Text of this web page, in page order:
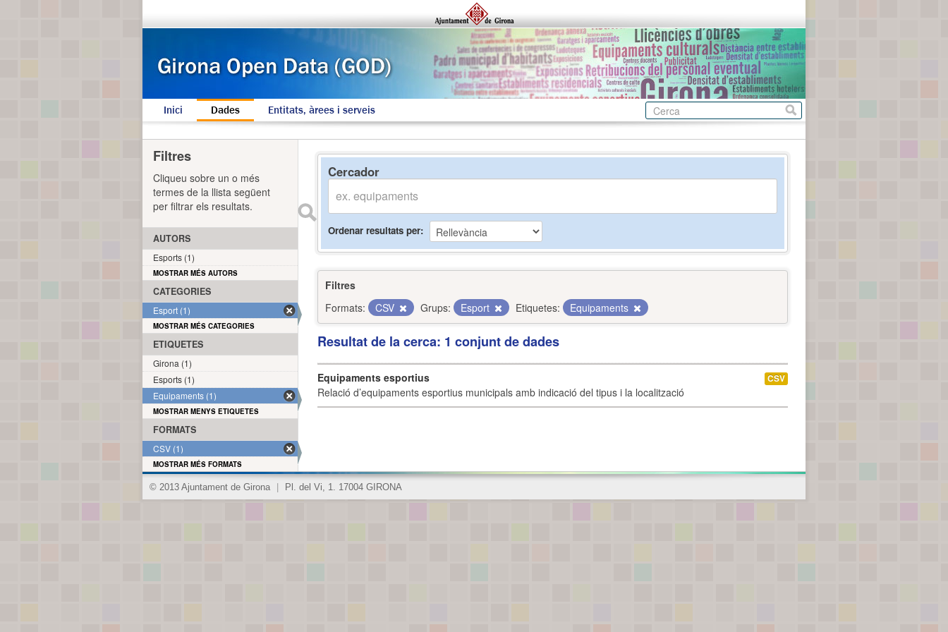
Inici Dades Entitats, àrees i serveis
Cercador
Ordenar resultats per
Filtres
Formats:
CSV Grups: Esport Etiquetes: Equipaments
Resultat de la cerca: 1 conjunt de dades
Equipaments esportius
Relació d’equipaments esportius municipals amb indicació del tipus i la localització
CSV
Filtres
Cliqueu sobre un o més
termes de la llista següent
per filtrar els resultats.
AUTORS
Esports (1)
MOSTRAR MÉS AUTORS
CATEGORIES
Esport (1)
MOSTRAR MÉS CATEGORIES
ETIQUETES
Girona (1)
Esports (1)
Equipaments (1)
MOSTRAR MENYS ETIQUETES
FORMATS
CSV (1)
MOSTRAR MÉS FORMATS
© 2013 Ajuntament de Girona Pl. del Vi, 1. 17004 GIRONA